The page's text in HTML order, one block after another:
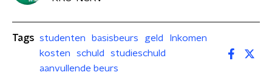
Tags studenten basisbeurs geld
Inkomen
kosten
schuld
studieschuld
aanvullende beurs